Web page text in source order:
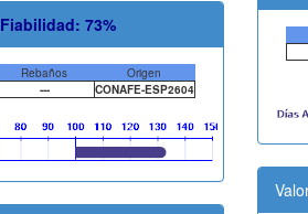
Fiabilidad: 73%
Rebaños
Origen
--- CONAFE-ESP2604